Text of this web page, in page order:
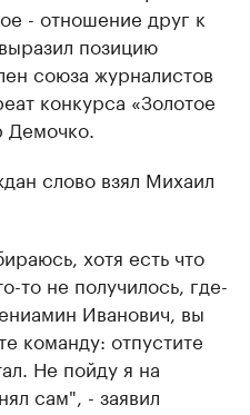
- отношение друг к
позицию
союза журналистов
конкурса «Золотое
Демочко.
слово взял Михаил
хотя есть что
то не получилось, где-
Иванович, вы
команду: отпустите
Не пойду я на
сам", - заявил